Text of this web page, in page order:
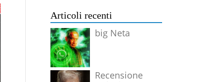
Articoli recenti
big Neta
Recensione